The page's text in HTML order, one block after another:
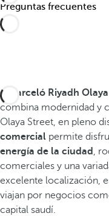
Preguntas frecuentes
El Barceló Riyadh Olaya
combina modernidad y
Olaya Street, en pleno
comercial permite
energía de la ciudad ,
comerciales y una
excelente localización,
viajan por negocios
capital saudí.